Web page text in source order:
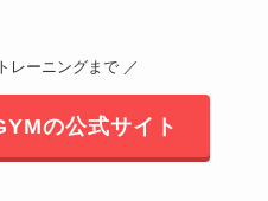
レーニングまで ／
の公式サイト